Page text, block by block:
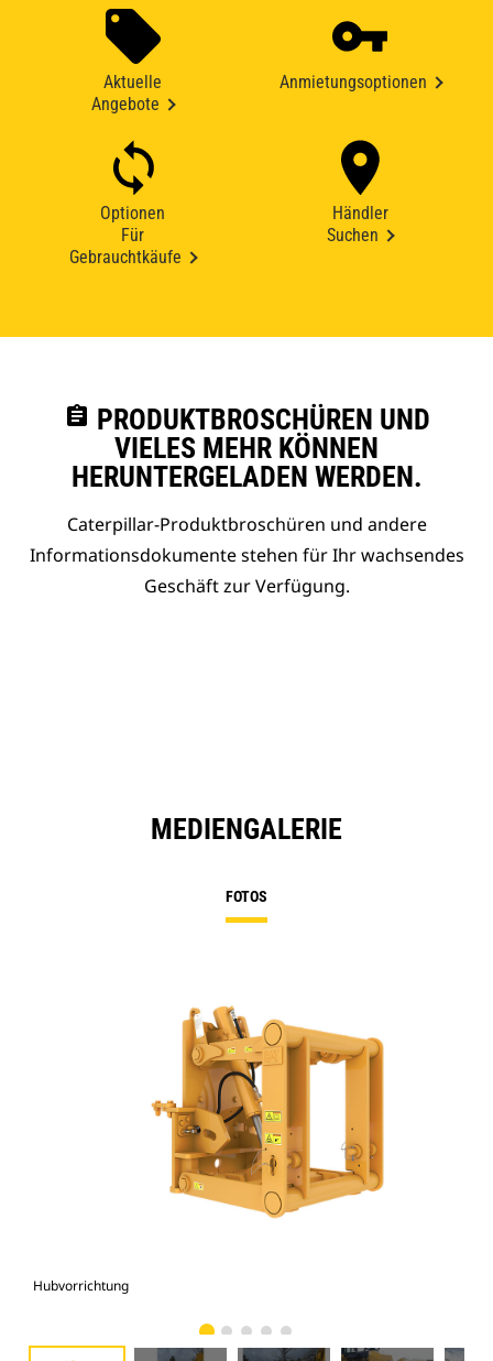
Aktuelle
Angebote
Anmietungsoptionen
Optionen
Für
Gebrauchtkäufe
Händler
Suchen
assignment PRODUKTBROSCHÜREN UND
VIELES MEHR KÖNNEN
HERUNTERGELADEN WERDEN.
Caterpillar-Produktbroschüren und andere
Informationsdokumente stehen für Ihr wachsendes
Geschäft zur Verfügung.
MEDIENGALERIE
FOTOS
Hubvorrichtung